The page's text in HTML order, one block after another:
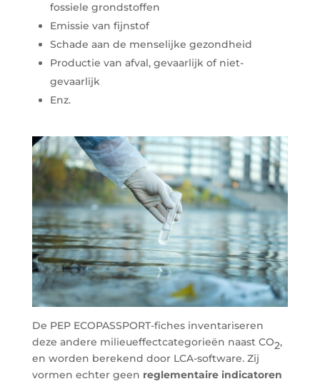
fossiele grondstoffen
Emissie van fijnstof
Schade aan de menselijke gezondheid
Productie van afval, gevaarlijk of niet-
gevaarlijk
Enz.
De PEP ECOPASSPORT-fiches inventariseren
deze andere milieueffectcategorieën naast CO2,
en worden berekend door LCA-software. Zij
vormen echter geen reglementaire indicatoren